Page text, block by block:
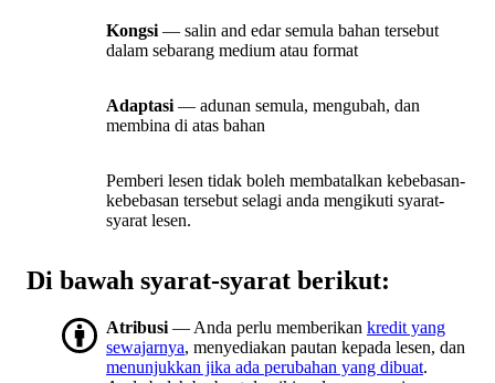
Kongsi — salin and edar semula bahan tersebut
dalam sebarang medium atau format
Adaptasi — adunan semula, mengubah, dan
membina di atas bahan
Pemberi lesen tidak boleh membatalkan kebebasan-
kebebasan tersebut selagi anda mengikuti syarat-
syarat lesen.
Di bawah syarat-syarat berikut:
Atribusi — Anda perlu memberikan kredit yang
sewajarnya, menyediakan pautan kepada lesen, dan
menunjukkan jika ada perubahan yang dibuat.